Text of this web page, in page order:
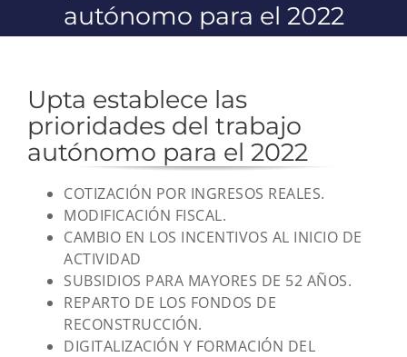
autónomo para el 2022
Upta establece las
prioridades del trabajo
autónomo para el 2022
COTIZACIÓN POR INGRESOS REALES.
MODIFICACIÓN FISCAL.
CAMBIO EN LOS INCENTIVOS AL INICIO DE
ACTIVIDAD
SUBSIDIOS PARA MAYORES DE 52 AÑOS.
REPARTO DE LOS FONDOS DE
RECONSTRUCCIÓN.
DIGITALIZACIÓN Y FORMACIÓN DEL